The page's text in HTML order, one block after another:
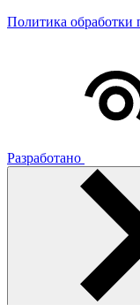
Политика обработки
Разработано